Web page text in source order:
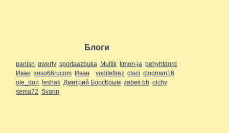
Блоги
panisn qwerty sportaazbuka Multik timon-ja pehyhtdgrd
Иван xoso66rucom Иван voditeltrez ctaci clopman16
ole_don leshak Дмитрий БорсКрым zabeii bb olchy
sema72 Svann